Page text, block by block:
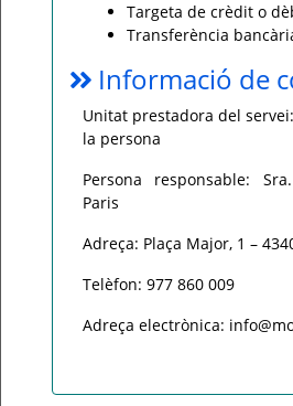
Targeta de crèdit o
Transferència
Informació de
Unitat prestadora del
la persona
Persona responsable:
Paris
Adreça: Plaça Major, 1 –
Telèfon: 977 860 009
Adreça electrònica: